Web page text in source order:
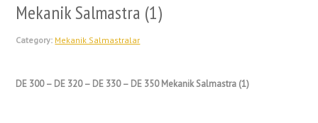
Mekanik Salmastra (1)
Category: Mekanik Salmastralar
DE 300 – DE 320 – DE 330 – DE 350 Mekanik Salmastra (1)